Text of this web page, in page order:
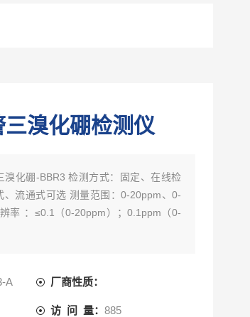
溴化硼检测仪
溴化硼-BBR3 检测方式：固定、在线检
、流通式可选 测量范围：0-20ppm、0-
率 ：≤0.1（0-20ppm）；0.1ppm（0-
A 厂商性质：
访 问 量：885